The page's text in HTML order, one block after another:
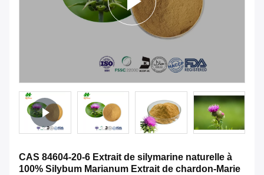
CAS 84604-20-6 Extrait de silymarine naturelle à
100% Silybum Marianum Extrait de chardon-Marie